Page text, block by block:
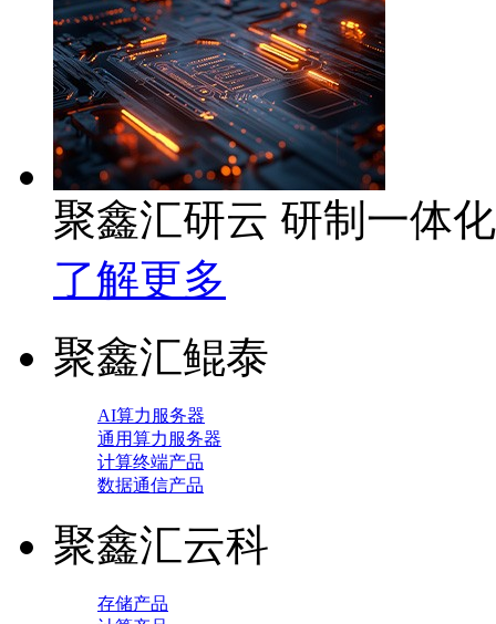
聚鑫汇研云 研制一体
了解更多
聚鑫汇鲲泰
AI算力服务器
通用算力服务器
计算终端产品
数据通信产品
聚鑫汇云科
存储产品